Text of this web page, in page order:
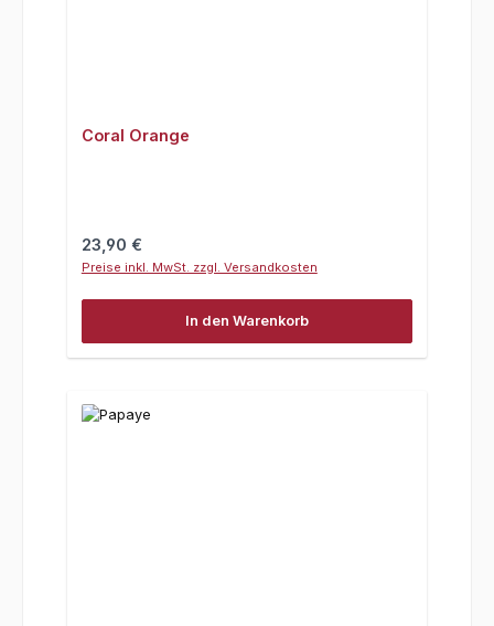
Coral Orange
Regulärer Preis:
23,90 €
Preise inkl. MwSt. zzgl. Versandkosten
In den Warenkorb